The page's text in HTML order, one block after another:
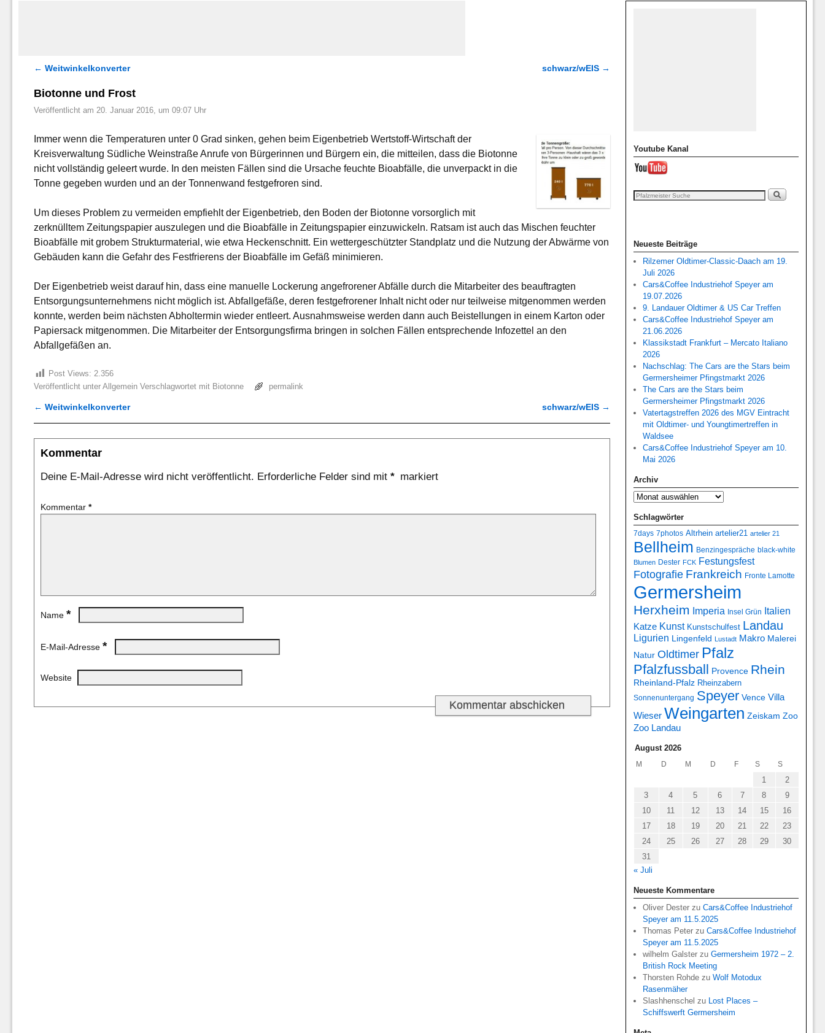
Artikelnavigation
← Weitwinkelkonverter schwarz/wEIS →
Biotonne und Frost
Veröffentlicht am 20. Januar 2016, um 09:07 Uhr
Immer wenn die Temperaturen unter 0 Grad sinken, gehen beim Eigenbetrieb Wertstoff-Wirtschaft der
Kreisverwaltung Südliche Weinstraße Anrufe von Bürgerinnen und Bürgern ein, die mitteilen, dass die Biotonne
nicht vollständig geleert wurde. In den meisten Fällen sind die Ursache feuchte Bioabfälle, die unverpackt in die
Tonne gegeben wurden und an der Tonnenwand festgefroren sind.
Um dieses Problem zu vermeiden empfiehlt der Eigenbetrieb, den Boden der Biotonne vorsorglich mit
zerknülltem Zeitungspapier auszulegen und die Bioabfälle in Zeitungspapier einzuwickeln. Ratsam ist auch das Mischen feuchter
Bioabfälle mit grobem Strukturmaterial, wie etwa Heckenschnitt. Ein wettergeschützter Standplatz und die Nutzung der Abwärme von
Gebäuden kann die Gefahr des Festfrierens der Bioabfälle im Gefäß minimieren.
Der Eigenbetrieb weist darauf hin, dass eine manuelle Lockerung angefrorener Abfälle durch die Mitarbeiter des beauftragten
Entsorgungsunternehmens nicht möglich ist. Abfallgefäße, deren festgefrorener Inhalt nicht oder nur teilweise mitgenommen werden
konnte, werden beim nächsten Abholtermin wieder entleert. Ausnahmsweise werden dann auch Beistellungen in einem Karton oder
Papiersack mitgenommen. Die Mitarbeiter der Entsorgungsfirma bringen in solchen Fällen entsprechende Infozettel an den
Abfallgefäßen an.
Post Views: 2.356
Veröffentlicht unter Allgemein Verschlagwortet mit Biotonne permalink
Artikelnavigation
← Weitwinkelkonverter schwarz/wEIS →
Kommentar
Deine E-Mail-Adresse wird nicht veröffentlicht. Erforderliche Felder sind mit * markiert
Kommentar *
Name *
E-Mail-Adresse *
Website
Youtube Kanal
Neueste Beiträge
Rilzemer Oldtimer-Classic-Daach am 19.
Juli 2026
Cars&Coffee Industriehof Speyer am
19.07.2026
9. Landauer Oldtimer & US Car Treffen
Cars&Coffee Industriehof Speyer am
21.06.2026
Klassikstadt Frankfurt – Mercato Italiano
2026
Nachschlag: The Cars are the Stars beim
Germersheimer Pfingstmarkt 2026
The Cars are the Stars beim
Germersheimer Pfingstmarkt 2026
Vatertagstreffen 2026 des MGV Eintracht
mit Oldtimer- und Youngtimertreffen in
Waldsee
Cars&Coffee Industriehof Speyer am 10.
Mai 2026
Archiv
Schlagwörter
7days 7photos Altrhein artelier21 artelier 21
Bellheim Benzingespräche black-white
Blumen Dester FCK Festungsfest
Fotografie Frankreich Fronte Lamotte
Germersheim
Herxheim Imperia Insel Grün Italien
Katze Kunst Kunstschulfest Landau
Ligurien Lingenfeld Lustadt Makro Malerei
Natur Oldtimer Pfalz
Pfalzfussball Provence Rhein
Rheinland-Pfalz Rheinzabern
Sonnenuntergang Speyer Vence Villa
Wieser Weingarten Zeiskam Zoo
Zoo Landau
August 2026
M D M D F S S
1
2
3
4 5 6 7 8
9
10
11 12 13 14 15
16
17
18 19 20 21 22
23
24
25 26 27 28 29
30
31
« Juli
Neueste Kommentare
Oliver Dester zuCars&Coffee Industriehof
Speyer am 11.5.2025
Thomas Peter zuCars&Coffee Industriehof
Speyer am 11.5.2025
wilhelm Galster zuGermersheim 1972 – 2.
British Rock Meeting
Thorsten Rohde zuWolf Motodux
Rasenmäher
Slashhenschel zu Lost Places –
Schiffswerft Germersheim